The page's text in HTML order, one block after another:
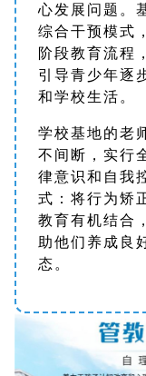
心发展问题。
综合干预模式
阶段教育流程
引导青少年逐
和学校生活。
学校基地的老
不间断，实行
律意识和自我
式：将行为矫
教育有机结合
助他们养成良
态。